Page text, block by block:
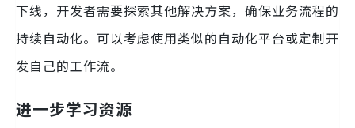
下线，开发者需要探索其他解决方案，确保业务流程的
持续自动化。可以考虑使用类似的自动化平台或定制开
发自己的工作流。
进一步学习资源